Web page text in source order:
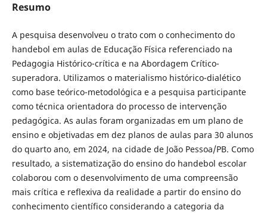
Resumo
A pesquisa desenvolveu o trato com o conhecimento do
handebol em aulas de Educação Física referenciado na
Pedagogia Histórico-crítica e na Abordagem Crítico-
superadora. Utilizamos o materialismo histórico-dialético
como base teórico-metodológica e a pesquisa participante
como técnica orientadora do processo de intervenção
pedagógica. As aulas foram organizadas em um plano de
ensino e objetivadas em dez planos de aulas para 30 alunos
do quarto ano, em 2024, na cidade de João Pessoa/PB. Como
resultado, a sistematização do ensino do handebol escolar
colaborou com o desenvolvimento de uma compreensão
mais crítica e reflexiva da realidade a partir do ensino do
conhecimento científico considerando a categoria da